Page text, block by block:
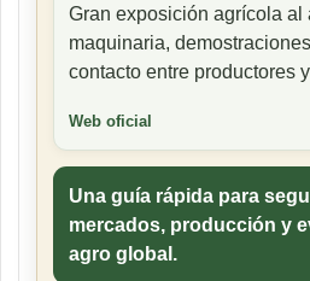
Gran exposición agrícola al
maquinaria,
contacto entre productores
Web oficial
Una guía rápida para
mercados, producción y
agro global.